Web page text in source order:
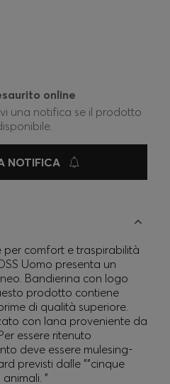
online
una notifica se il prodotto
NOTIFICA
per comfort e traspirabilità
Uomo presenta un
Bandierina con logo
prodotto contiene
di qualità superiore.
con lana proveniente da
essere ritenuto
deve essere mulesing-
previsti dalle ""cinque
"